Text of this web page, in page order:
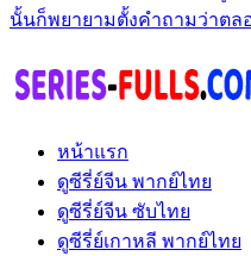
นั้นก็พยายามตั้งคำถามว่าตล
หน้าแรก
ดูซีรี่ย์จีน พากย์ไทย
ดูซีรี่ย์จีน ซับไทย
ดูซีรี่ย์เกาหลี พากย์ไทย